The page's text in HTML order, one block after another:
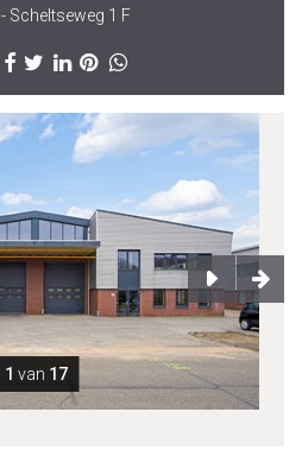
- Scheltseweg 1 F
1 van 17